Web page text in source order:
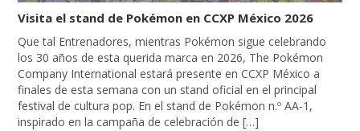
Visita el stand de Pokémon en CCXP México 2026
Que tal Entrenadores, mientras Pokémon sigue celebrando
los 30 años de esta querida marca en 2026, The Pokémon
Company International estará presente en CCXP México a
finales de esta semana con un stand oficial en el principal
festival de cultura pop. En el stand de Pokémon n.º AA-1,
inspirado en la campaña de celebración de […]